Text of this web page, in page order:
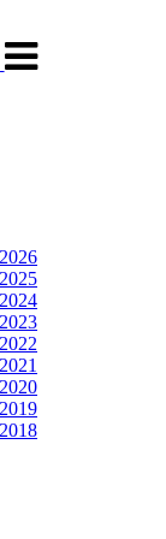
navigasjon